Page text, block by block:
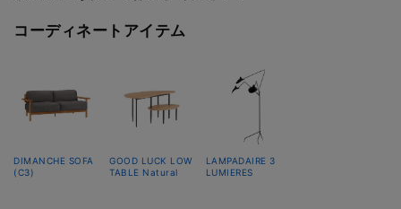
コーディネートアイテム
DIMANCHE SOFA
(C3)
GOOD LUCK LOW
TABLE Natural
LAMPADAIRE 3
LUMIERES